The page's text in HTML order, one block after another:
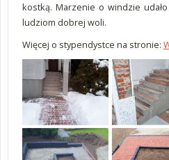
kostką. Marzenie o windzie
ludziom dobrej woli.
Więcej o stypendystce na stronie: